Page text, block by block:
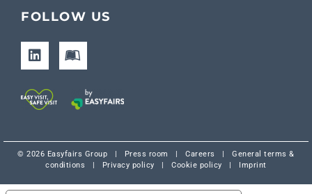
FOLLOW US
© 2026 Easyfairs Group | Press room |Careers |General terms &
conditions | Privacy policy |Cookie policy | Imprint